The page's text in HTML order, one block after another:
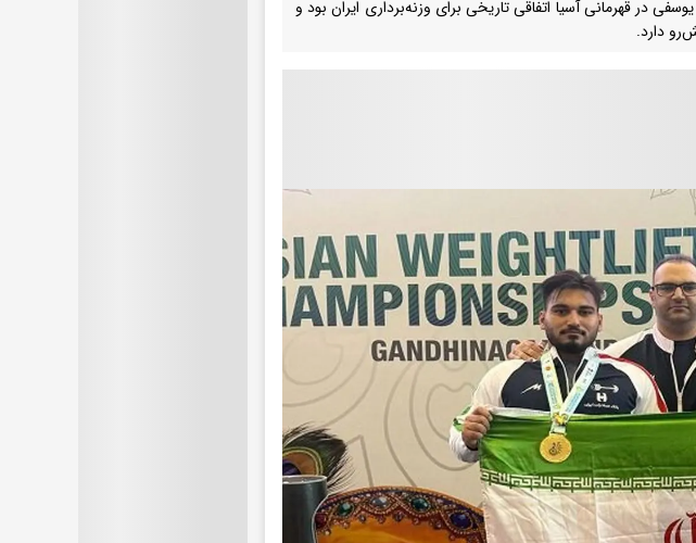
در قهرمانی آسیا اتفاقی تاریخی برای وزنه‌برداری ایران بود و